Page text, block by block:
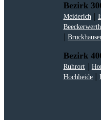
Bezirk
Meiderich|
Beeckerwerth
|
Bezirk
Ruhrort|
Hochheide|